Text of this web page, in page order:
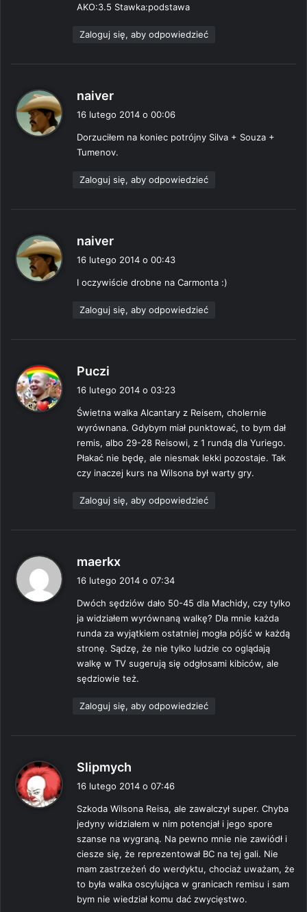
AKO:3.5 Stawka:podstawa
Zaloguj się, aby odpowiedzieć
naiver
z
e
16 lutego 2014 o 00:06
Dorzuciłem na koniec potrójny Silva + Souza +
Tumenov.
Zaloguj się, aby odpowiedzieć
naiver
z
:
16 lutego 2014 o 00:43
I oczywiście drobne na Carmonta :)
Zaloguj się, aby odpowiedzieć
Puczi
z
e
:
16 lutego 2014 o 03:23
Świetna walka Alcantary z Reisem, cholernie
wyrównana. Gdybym miał punktować, to bym dał
remis, albo 29-28 Reisowi, z 1 rundą dla Yuriego.
Płakać nie będę, ale niesmak lekki pozostaje. Tak
czy inaczej kurs na Wilsona był warty gry.
Zaloguj się, aby odpowiedzieć
maerkx
z
e
:
16 lutego 2014 o 07:34
Dwóch sędziów dało 50-45 dla Machidy, czy tylko
ja widziałem wyrównaną walkę? Dla mnie każda
runda za wyjątkiem ostatniej mogła pójść w każdą
stronę. Sądzę, że nie tylko ludzie co oglądają
walkę w TV sugerują się odgłosami kibiców, ale
sędziowie też.
Zaloguj się, aby odpowiedzieć
Slipmych
z
e
:
16 lutego 2014 o 07:46
Szkoda Wilsona Reisa, ale zawalczył super. Chyba
jedyny widziałem w nim potencjał i jego spore
szanse na wygraną. Na pewno mnie nie zawiódł i
ciesze się, że reprezentował BC na tej gali. Nie
mam zastrzeżeń do werdyktu, chociaż uważam, że
to była walka oscylująca w granicach remisu i sam
bym nie wiedział komu dać zwycięstwo.